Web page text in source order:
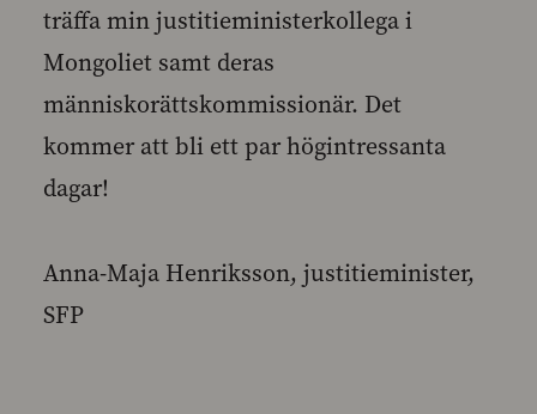
träffa min justitieministerkollega i
Mongoliet samt deras
människorättskommissionär. Det
kommer att bli ett par högintressanta
dagar!
Anna-Maja Henriksson, justitieminister,
SFP